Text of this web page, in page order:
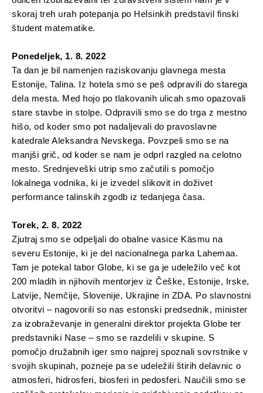
skoraj treh urah potepanja po Helsinkih predstavil finski
študent matematike.
Ponedeljek, 1. 8. 2022
Ta dan je bil namenjen raziskovanju glavnega mesta
Estonije, Talina. Iz hotela smo se peš odpravili do starega
dela mesta. Med hojo po tlakovanih ulicah smo opazovali
stare stavbe in stolpe. Odpravili smo se do trga z mestno
hišo, od koder smo pot nadaljevali do pravoslavne
katedrale Aleksandra Nevskega. Povzpeli smo se na
manjši grič, od koder se nam je odprl razgled na celotno
mesto. Srednjeveški utrip smo začutili s pomočjo
lokalnega vodnika, ki je izvedel slikovit in doživet
performance talinskih zgodb iz tedanjega časa.
Torek, 2. 8. 2022
Zjutraj smo se odpeljali do obalne vasice Käsmu na
severu Estonije, ki je del nacionalnega parka Lahemaa.
Tam je potekal tabor Globe, ki se ga je udeležilo več kot
200 mladih in njihovih mentorjev iz Češke, Estonije, Irske,
Latvije, Nemčije, Slovenije, Ukrajine in ZDA. Po slavnostni
otvoritvi – nagovorili so nas estonski predsednik, minister
za izobraževanje in generalni direktor projekta Globe ter
predstavniki Nase – smo se razdelili v skupine. S
pomočjo družabnih iger smo najprej spoznali sovrstnike v
svojih skupinah, pozneje pa se udeležili štirih delavnic o
atmosferi, hidrosferi, biosferi in pedosferi. Naučili smo se